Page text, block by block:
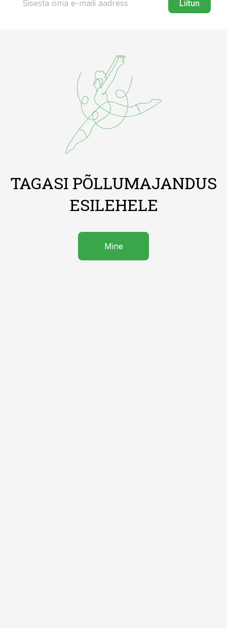
Liitun
TAGASI PÕLLUMAJANDUS
ESILEHELE
Mine